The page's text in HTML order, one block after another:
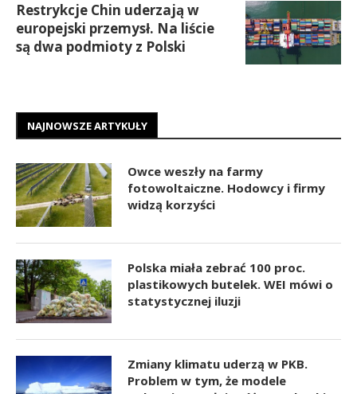
Restrykcje Chin uderzają w
europejski przemysł. Na liście
są dwa podmioty z Polski
NAJNOWSZE ARTYKUŁY
Owce weszły na farmy
fotowoltaiczne. Hodowcy i firmy
widzą korzyści
Polska miała zebrać 100 proc.
plastikowych butelek. WEI mówi o
statystycznej iluzji
Zmiany klimatu uderzą w PKB.
Problem w tym, że modele